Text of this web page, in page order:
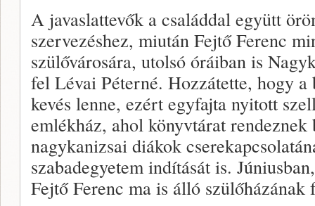
A javaslattevők a családdal együtt
szervezéshez, miután Fejtő Ferenc
szülővárosára, utolsó óráiban is
fel Lévai Péterné. Hozzátette, hogy a
kevés lenne, ezért egyfajta nyitott
emlékház, ahol könyvtárat
nagykanizsai diákok
szabadegyetem indítását is.
Fejtő Ferenc ma is álló szülőházának